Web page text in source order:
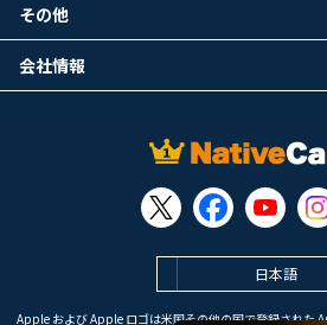
日本語
Apple および Apple ロゴは米国その他の国で登録された
その他
会社情報